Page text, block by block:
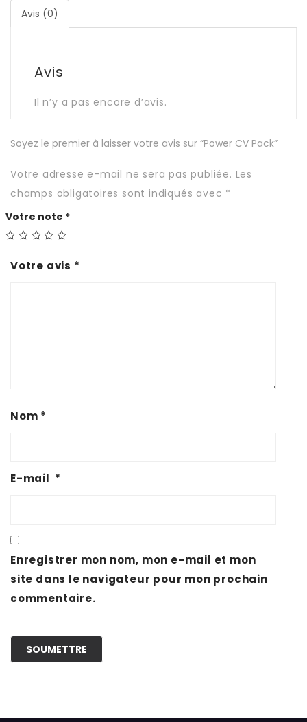
Avis (0)
Avis
Il n’y a pas encore d’avis.
Soyez le premier à laisser votre avis sur “Power CV Pack”
Votre adresse e-mail ne sera pas publiée. Les
champs obligatoires sont indiqués avec *
Votre note *
Votre avis *
Nom *
E-mail *
Enregistrer mon nom, mon e-mail et mon
site dans le navigateur pour mon prochain
commentaire.